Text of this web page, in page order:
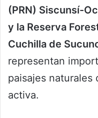
(PRN) Siscunsí-
y la Reserva
Cuchilla de
representan
paisajes
activa.